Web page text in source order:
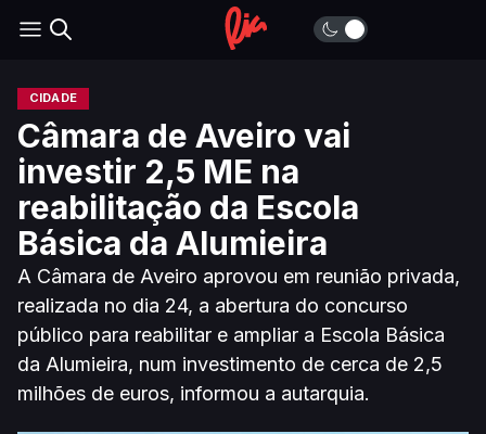
CIDADE
Câmara de Aveiro vai
investir 2,5 ME na
reabilitação da Escola
Básica da Alumieira
A Câmara de Aveiro aprovou em reunião privada,
realizada no dia 24, a abertura do concurso
público para reabilitar e ampliar a Escola Básica
da Alumieira, num investimento de cerca de 2,5
milhões de euros, informou a autarquia.